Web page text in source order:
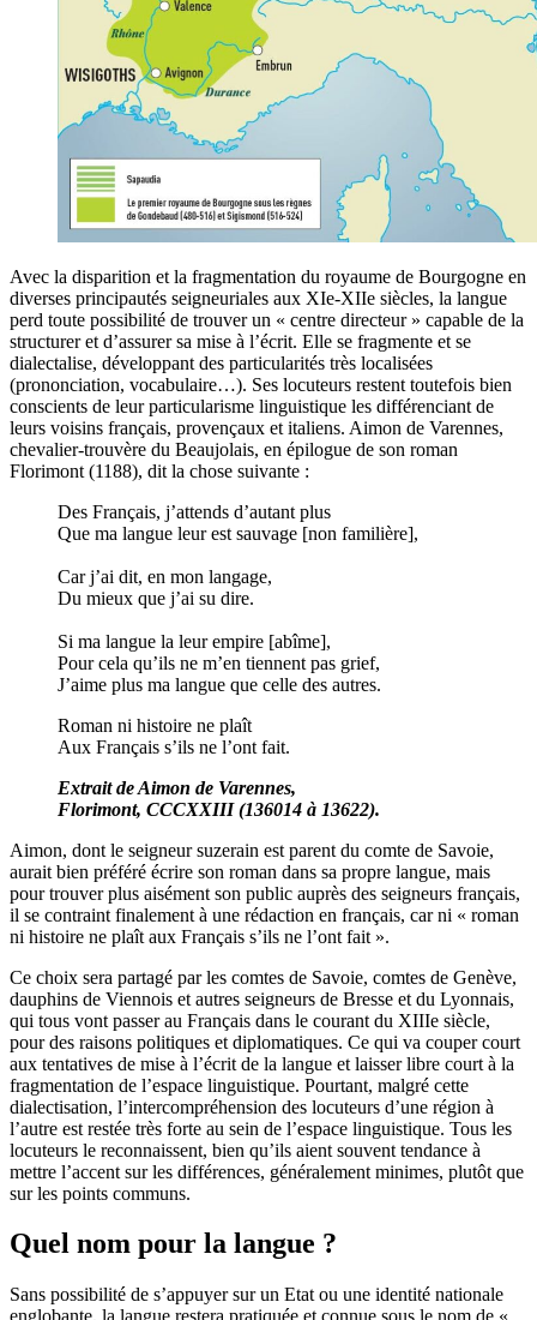
Avec la disparition et la fragmentation du royaume de Bourgogne en
diverses principautés seigneuriales aux XIe-XIIe siècles, la langue
perd toute possibilité de trouver un « centre directeur » capable de la
structurer et d’assurer sa mise à l’écrit. Elle se fragmente et se
dialectalise, développant des particularités très localisées
(prononciation, vocabulaire…). Ses locuteurs restent toutefois bien
conscients de leur particularisme linguistique les différenciant de
leurs voisins français, provençaux et italiens. Aimon de Varennes,
chevalier-trouvère du Beaujolais, en épilogue de son roman
Florimont (1188), dit la chose suivante :
Des Français, j’attends d’autant plus
Que ma langue leur est sauvage [non familière],
Car j’ai dit, en mon langage,
Du mieux que j’ai su dire.
Si ma langue la leur empire [abîme],
Pour cela qu’ils ne m’en tiennent pas grief,
J’aime plus ma langue que celle des autres.
Roman ni histoire ne plaît
Aux Français s’ils ne l’ont fait.
Extrait de Aimon de Varennes,
Florimont, CCCXXIII (136014 à 13622).
Aimon, dont le seigneur suzerain est parent du comte de Savoie,
aurait bien préféré écrire son roman dans sa propre langue, mais
pour trouver plus aisément son public auprès des seigneurs français,
il se contraint finalement à une rédaction en français, car ni « roman
ni histoire ne plaît aux Français s’ils ne l’ont fait ».
Ce choix sera partagé par les comtes de Savoie, comtes de Genève,
dauphins de Viennois et autres seigneurs de Bresse et du Lyonnais,
qui tous vont passer au Français dans le courant du XIIIe siècle,
pour des raisons politiques et diplomatiques. Ce qui va couper court
aux tentatives de mise à l’écrit de la langue et laisser libre court à la
fragmentation de l’espace linguistique. Pourtant, malgré cette
dialectisation, l’intercompréhension des locuteurs d’une région à
l’autre est restée très forte au sein de l’espace linguistique. Tous les
locuteurs le reconnaissent, bien qu’ils aient souvent tendance à
mettre l’accent sur les différences, généralement minimes, plutôt que
sur les points communs.
Quel nom pour la langue ?
Sans possibilité de s’appuyer sur un Etat ou une identité nationale